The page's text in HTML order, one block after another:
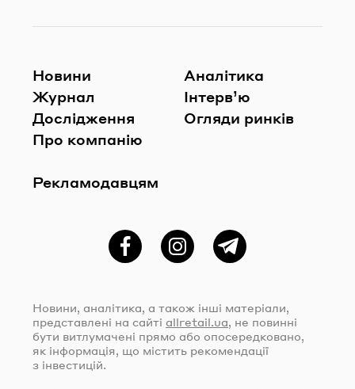
Новини
Журнал
Дослідження
Про компанію
Рекламодавцям
Аналітика
Інтерв’ю
Огляди ринків
ФейсбукInstagramTelegram
Новини, аналітика, а також інші матеріали,
представлені на сайті allretail.ua, не повинні
бути витлумачені прямо або опосередковано,
як інформація, що містить рекомендації
з інвестицій.